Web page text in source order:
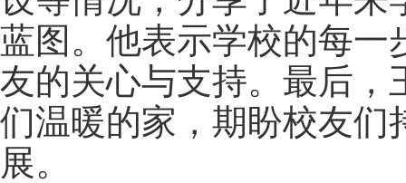
蓝图。他表示学校的每一
友的关心与支持。最后，
们温暖的家，期盼校友们
展。